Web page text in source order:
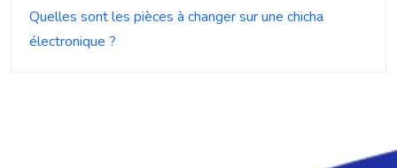
Quelles sont les pièces à changer sur une chicha
électronique ?